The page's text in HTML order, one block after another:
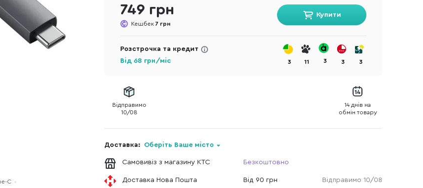
C
749 грн
Кешбек 7 грн
Купити
Розстрочка та кредит
Від 68 грн/міс 3 11 3 3 3
Відправимо
10/08
14 днів на
обмін товару
Доставка: Оберіть Ваше місто
Самовивіз з магазину КТС Безкоштовно
Доставка Нова Пошта Від 90 грн Відправимо 10/08